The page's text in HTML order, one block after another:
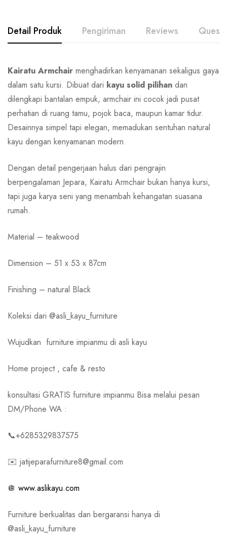
Detail Produk Pengiriman Reviews
Kairatu Armchair menghadirkan kenyamanan sekaligus gaya
dalam satu kursi. Dibuat dari kayu solid pilihan dan
dilengkapi bantalan empuk, armchair ini cocok jadi pusat
perhatian di ruang tamu, pojok baca, maupun kamar tidur.
Desainnya simpel tapi elegan, memadukan sentuhan natural
kayu dengan kenyamanan modern.
Dengan detail pengerjaan halus dari pengrajin
berpengalaman Jepara, Kairatu Armchair bukan hanya kursi,
tapi juga karya seni yang menambah kehangatan suasana
rumah.
Material – teakwood
Dimension – 51 x 53 x 87cm
Finishing – natural Black
Koleksi dari @asli_kayu_furniture
Wujudkan furniture impianmu di asli kayu
Home project , cafe & resto
konsultasi GRATIS furniture impianmu Bisa melalui pesan
DM/Phone WA :
📞+6285329837575
✉️ jatijeparafurniture8@gmail.com
🪩 www.aslikayu.com
Furniture berkualitas dan bergaransi hanya di
@asli_kayu_furniture